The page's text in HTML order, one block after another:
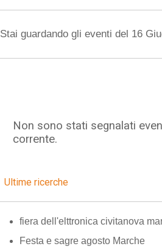
Stai guardando gli eventi del 16
Non sono stati segnalati
corrente.
Ultime ricerche
fiera dell'elttronica civitanova
Festa e sagre agosto Marche